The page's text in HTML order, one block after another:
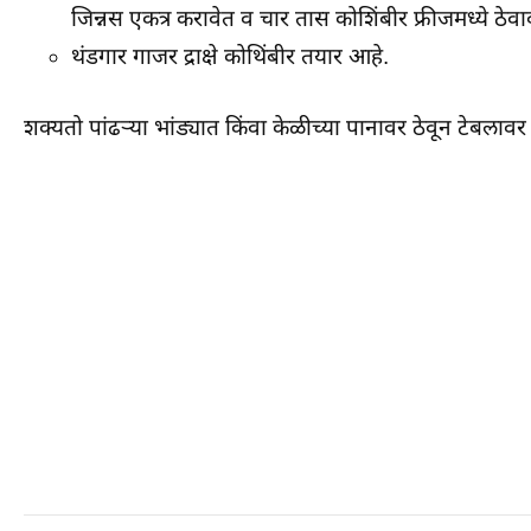
जिन्नस एकत्र करावेत व चार तास कोशिंबीर फ्रीजमध्ये
थंडगार गाजर द्राक्षे कोथिंबीर तयार आहे.
शक्यतो पांढर्‍या भांड्यात किंवा केळीच्या पानावर ठेवून टेबलावर